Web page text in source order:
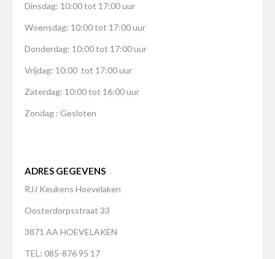
Dinsdag: 10:00 tot 17:00 uur
Woensdag: 10:00 tot 17:00 uur
Donderdag: 10:00 tot 17:00 uur
Vrijdag: 10:00 tot 17:00 uur
Zaterdag: 10:00 tot 16:00 uur
Zondag : Gesloten
ADRES GEGEVENS
RJJ Keukens Hoevelaken
Oosterdorpsstraat 33
3871 AA HOEVELAKEN
TEL: 085-876 95 17